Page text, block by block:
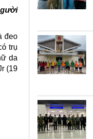
đeo
trụ
da
(19